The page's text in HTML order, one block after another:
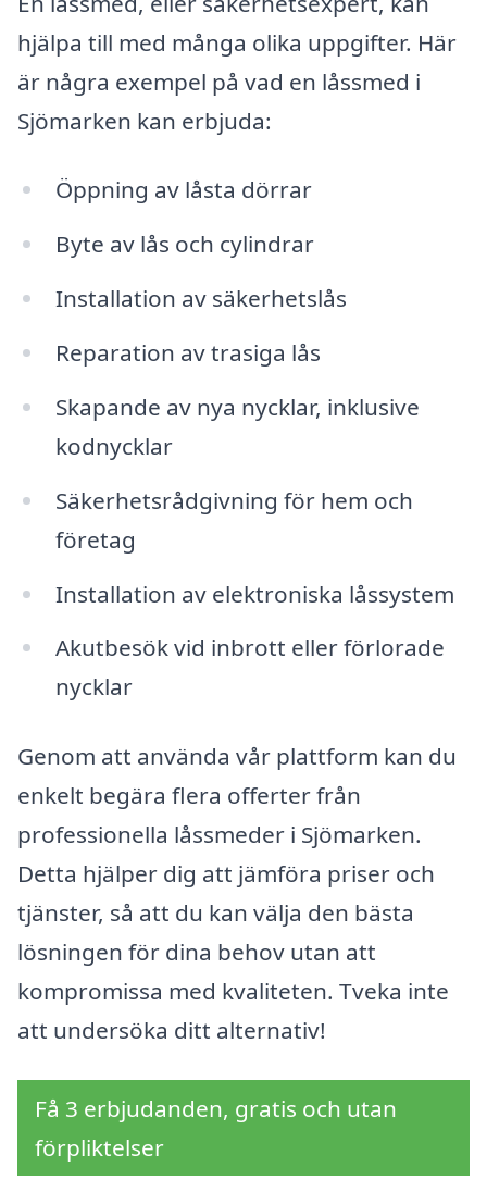
hjälpa till med många olika uppgifter. Här
är några exempel på vad en låssmed i
Sjömarken kan erbjuda:
Öppning av låsta dörrar
Byte av lås och cylindrar
Installation av säkerhetslås
Reparation av trasiga lås
Skapande av nya nycklar, inklusive
kodnycklar
Säkerhetsrådgivning för hem och
företag
Installation av elektroniska låssystem
Akutbesök vid inbrott eller förlorade
nycklar
Genom att använda vår plattform kan du
enkelt begära flera offerter från
professionella låssmeder i Sjömarken.
Detta hjälper dig att jämföra priser och
tjänster, så att du kan välja den bästa
lösningen för dina behov utan att
kompromissa med kvaliteten. Tveka inte
att undersöka ditt alternativ!
Få 3 erbjudanden, gratis och utan
förpliktelser